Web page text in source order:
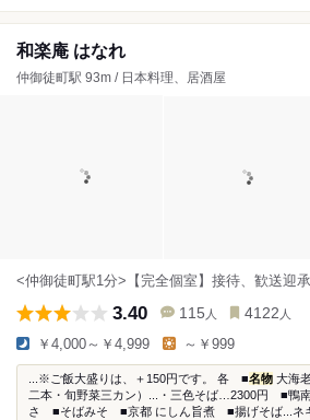
和楽庵 はなれ
仲御徒町駅 93m / 日本料理、居酒屋
<仲御徒町駅1分>【完全個室】接待、歓送迎
3.40 115 人 4122 人
￥4,000～￥4,999 ～￥999
...※ご飯大盛りは、＋150円です。 各 ■名物 大海
二本・旬野菜三カン）...・三色そば…2300円 ■鴨
さ ■そばみそ ■京都 にしん旨煮 ■揚げそば...ネ